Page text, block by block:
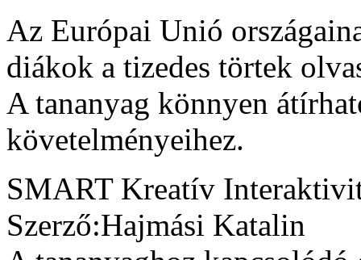
Az Európai Unió
diákok a tizedes törtek
A tananyag könnyen
követelményeihez.
SMART Kreatív
Szerző:Hajmási Katalin